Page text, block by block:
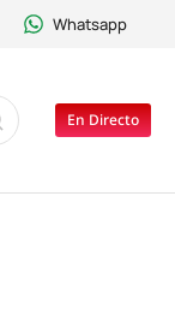
Whatsapp
En Directo